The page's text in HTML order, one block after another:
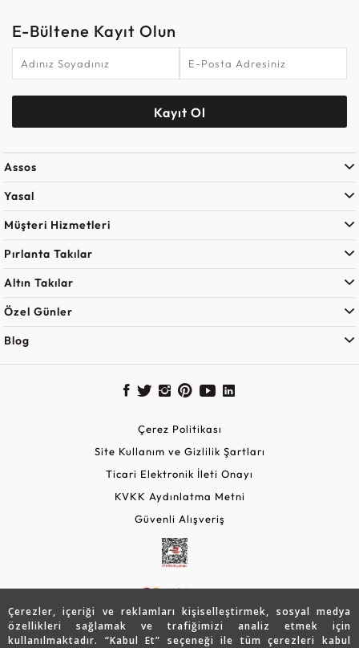
Çerezler, içeriği ve reklamları kişiselleştirmek, sosyal medya
özellikleri sağlamak ve trafiğimizi analiz etmek için
kullanılmaktadır. “Kabul Et” seçeneği ile tüm çerezleri kabul
E-Bültene Kayıt Olun
Kayıt Ol
Assos
Yasal
Müşteri Hizmetleri
Pırlanta Takılar
Altın Takılar
Özel Günler
Blog
Çerez Politikası
Site Kullanım ve Gizlilik Şartları
Ticari Elektronik İleti Onayı
KVKK Aydınlatma Metni
Güvenli Alışveriş